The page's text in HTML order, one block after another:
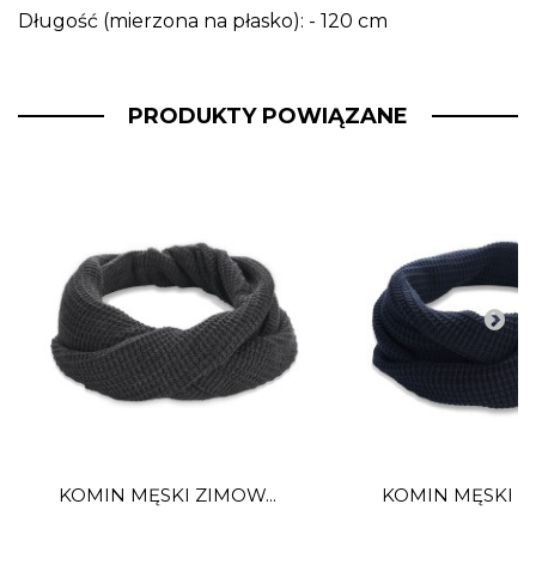
Długość (mierzona na płasko): - 120 cm
PRODUKTY POWIĄZANE
KOMIN MĘSKI ZIMOW... KOMIN MĘSKI